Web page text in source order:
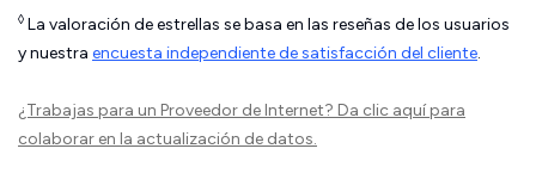
◊ La valoración de estrellas se basa en las reseñas de los usuarios
y nuestra encuesta independiente de satisfacción del cliente.
¿Trabajas para un Proveedor de Internet? Da clic aquípara
colaborar en la actualización de datos.